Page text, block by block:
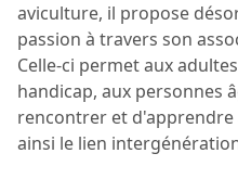
aviculture, il propose
passion à travers son
Celle-ci permet aux
handicap, aux personnes
rencontrer et
ainsi le lien